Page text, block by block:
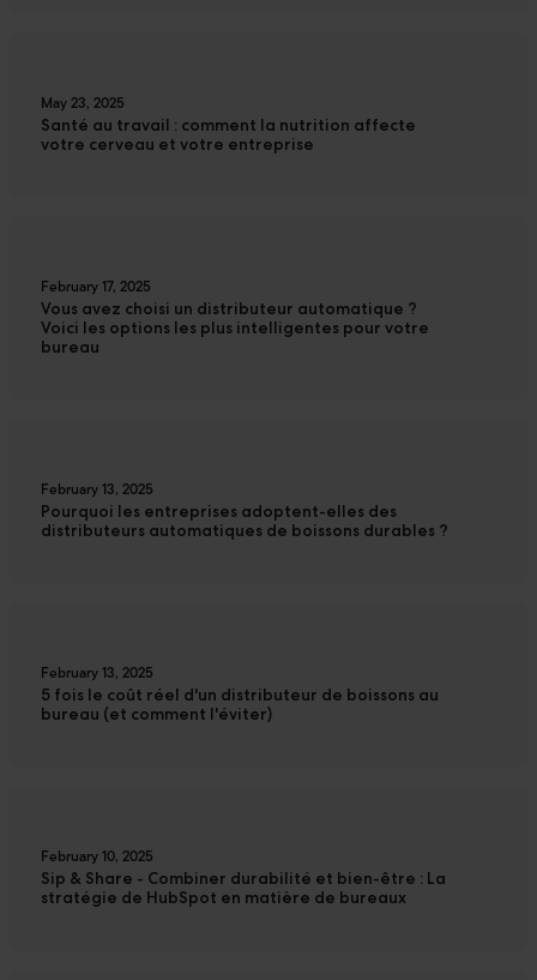
May 23, 2025
Santé au travail : comment la nutrition affecte
votre cerveau et votre entreprise
February 17, 2025
Vous avez choisi un distributeur automatique ?
Voici les options les plus intelligentes pour votre
bureau
February 13, 2025
Pourquoi les entreprises adoptent-elles des
distributeurs automatiques de boissons durables ?
February 13, 2025
5 fois le coût réel d'un distributeur de boissons au
bureau (et comment l'éviter)
February 10, 2025
Sip & Share - Combiner durabilité et bien-être : La
stratégie de HubSpot en matière de bureaux